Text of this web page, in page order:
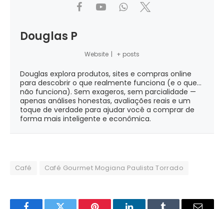
Douglas P
Website | + posts
Douglas explora produtos, sites e compras online
para descobrir o que realmente funciona (e o que...
não funciona). Sem exageros, sem parcialidade —
apenas análises honestas, avaliações reais e um
toque de verdade para ajudar você a comprar de
forma mais inteligente e econômica.
Café Café Gourmet Mogiana Paulista Torrado